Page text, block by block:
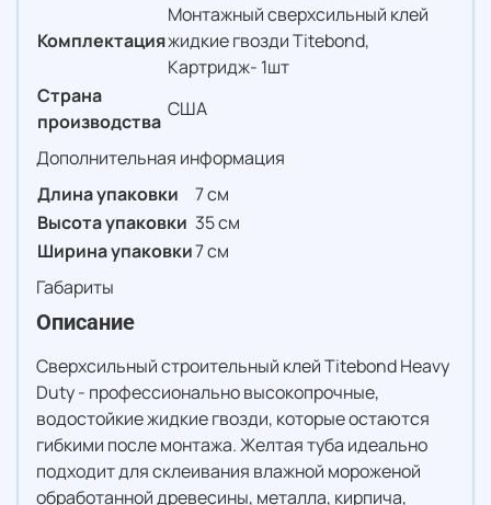
Дополнительная информация
Комплектация
Монтажный сверхсильный клей
жидкие гвозди Titebond,
Картридж- 1шт
Страна
производства
США
Габариты
Длина упаковки
7 см
Высота упаковки 35 см
Ширина упаковки7 см
Описание
Сверхсильный строительный клей Titebond Heavy
Duty - профессионально высокопрочные,
водостойкие жидкие гвозди, которые остаются
гибкими после монтажа. Желтая туба идеально
подходит для склеивания влажной мороженой
обработанной древесины, металла, кирпича,